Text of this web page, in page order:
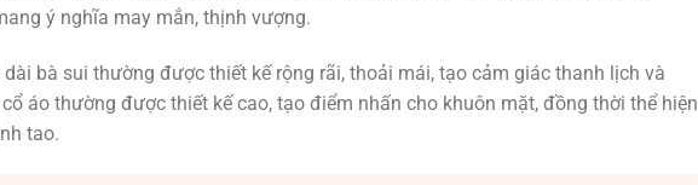
ý nghĩa may mắn, thịnh vượng.
dài bà sui thường được thiết kế rộng rãi, thoải mái, tạo cảm giác thanh lịch và
áo thường được thiết kế cao, tạo điểm nhấn cho khuôn mặt, đồng thời thể hiện
tao.